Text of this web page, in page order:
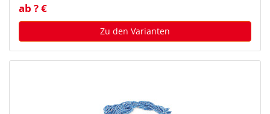
ab ? €
Zu den Varianten